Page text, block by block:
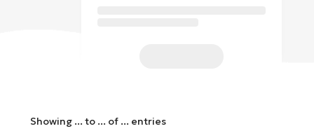
Showing ... to ... of ... entries